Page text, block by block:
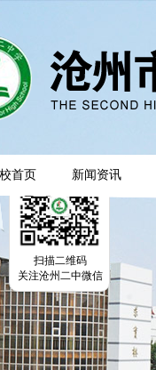
首页 新闻资讯
扫描二维码
关注沧州二中微信